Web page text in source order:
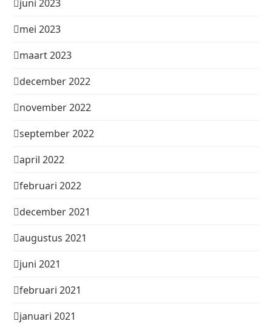
juni 2023
mei 2023
maart 2023
december 2022
november 2022
september 2022
april 2022
februari 2022
december 2021
augustus 2021
juni 2021
februari 2021
januari 2021